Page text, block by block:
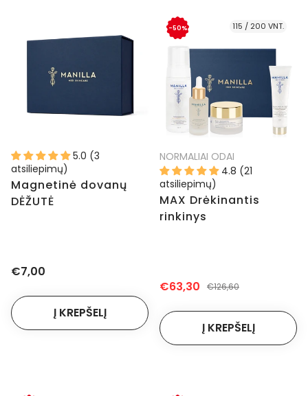
5.0 (3
atsiliepimų)
Magnetinė dovanų
DĖŽUTĖ
€7,00
-50% 115 / 200 VNT.
NORMALIAI ODAI
4.8 (21
atsiliepimų)
MAX Drėkinantis
rinkinys
€63,30 €126,60